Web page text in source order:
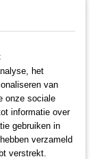
het
van
onze sociale
informatie over
gebruiken in
verzameld
verstrekt.